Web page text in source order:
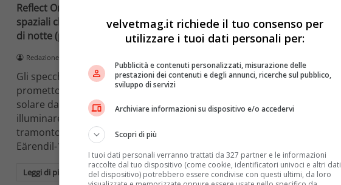
Reflect Orbital: gli specchi
spaziali che promettono il sole
di notte (per 5mila dollari l’ora)
Redazione VelvetMAG
Gli specchi orbitali spaziali
promettono di riflettere la luce
solare dallo spazio per
illuminare la Terra dopo il
tramonto. Scopri come funziona
Eärendil-1 e le implicaz
Leggi di più
amori travolgenti,
autodistruzione e il difficile
rapporto con la paternità
Redazione VelvetMAG 4 Agosto 2026
70 anni in un'intervista intima:
rapporto con la paternità
velvetmag.it richiede il tuo consenso per
utilizzare i tuoi dati personali per:
Pubblicità e contenuti personalizzati, misurazione delle
prestazioni dei contenuti e degli annunci, ricerche sul pubblico,
sviluppo di servizi
Archiviare informazioni su dispositivo e/o accedervi
Scopri di più
I tuoi dati personali verranno trattati da 327 partner e le informazioni
raccolte dal tuo dispositivo (come cookie, identificatori univoci e altri dati
del dispositivo) potrebbero essere condivise con questi ultimi, da loro